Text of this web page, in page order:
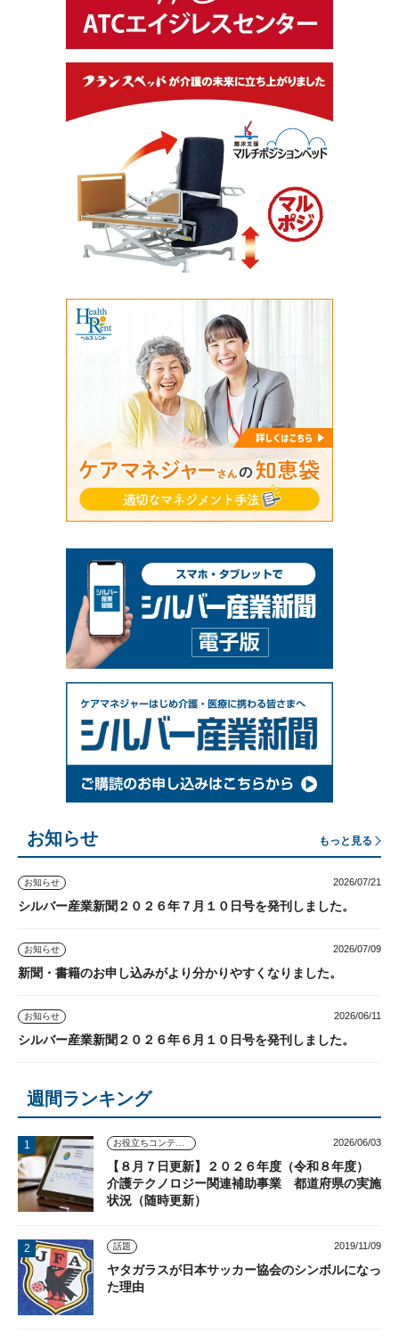
お知らせ もっと見る
お知らせ 2026/07/21
シルバー産業新聞２０２６年７月１０日号を発刊しました。
お知らせ 2026/07/09
新聞・書籍のお申し込みがより分かりやすくなりました。
お知らせ 2026/06/11
シルバー産業新聞２０２６年６月１０日号を発刊しました。
週間ランキング
お役立ちコンテンツ 2026/06/03
【８月７日更新】２０２６年度（令和８年度）
介護テクノロジー関連補助事業 都道府県の実施
状況（随時更新）
話題 2019/11/09
ヤタガラスが日本サッカー協会のシンボルになっ
た理由